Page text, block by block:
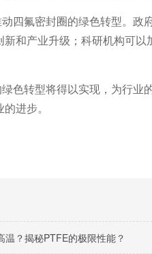
四氟密封圈的绿色转型。
和产业升级；科研机构可
色转型将得以实现，为行
进步。
？揭秘PTFE的极限性能？